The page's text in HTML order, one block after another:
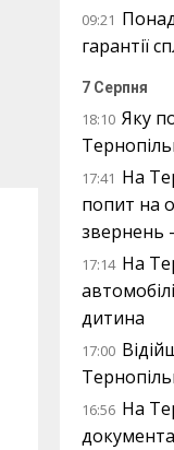
09:21
гарантії
7 Серпня
18:10 Яку
17:41 На
попит на
звернень
17:14 На
дитина
17:00
16:56 На